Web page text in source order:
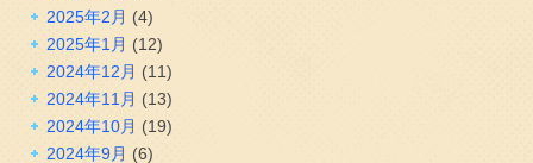
2025年2月 (4)
2025年1月 (12)
2024年12月 (11)
2024年11月 (13)
2024年10月 (19)
2024年9月 (6)